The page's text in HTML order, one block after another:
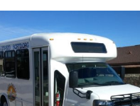
de
El
Paso